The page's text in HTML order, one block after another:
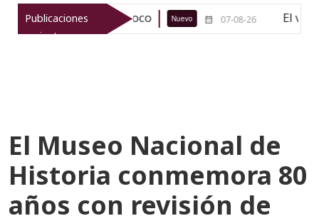
Publicaciones
recientes
de Texcoco Nuevo 07-08-26 El viaje del
El Museo Nacional de
Historia conmemora 80
años con revisión de